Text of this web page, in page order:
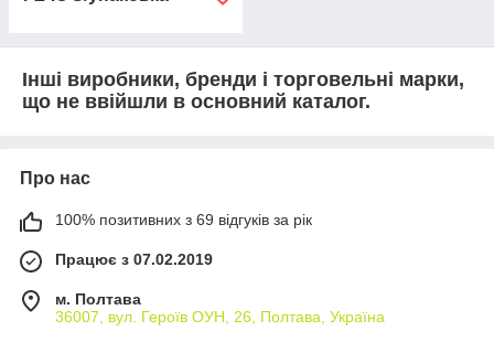
Інші виробники, бренди і торговельні марки,
що не ввійшли в основний каталог.
Про нас
100% позитивних з 69 відгуків за рік
Працює з 07.02.2019
м. Полтава
36007, вул. Героїв ОУН, 26, Полтава, Україна